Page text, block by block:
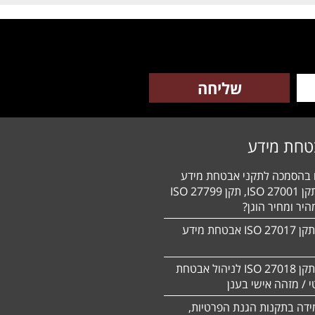
מידע
בהסמכה לתקני אבטחת מידע
ומחיר הוגן?
הסמכה לתקן 27017 ISO אבטחת מידע
הסמכה לתקן ISO 27018 לניהול אבטחת
/ מזהה אישי בענן
בתקנות הגנת הפרטיות,